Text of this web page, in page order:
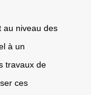
au niveau des
à un
travaux de
ces